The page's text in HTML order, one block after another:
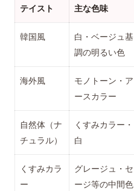
テイスト 主な色味
韓国風
白・ベージュ基
調の明るい色
海外風
モノトーン・ア
ースカラー
自然体（ナ
チュラル）
くすみカラー・
白
くすみカラ
ー
グレージュ・セ
ージ等の中間色